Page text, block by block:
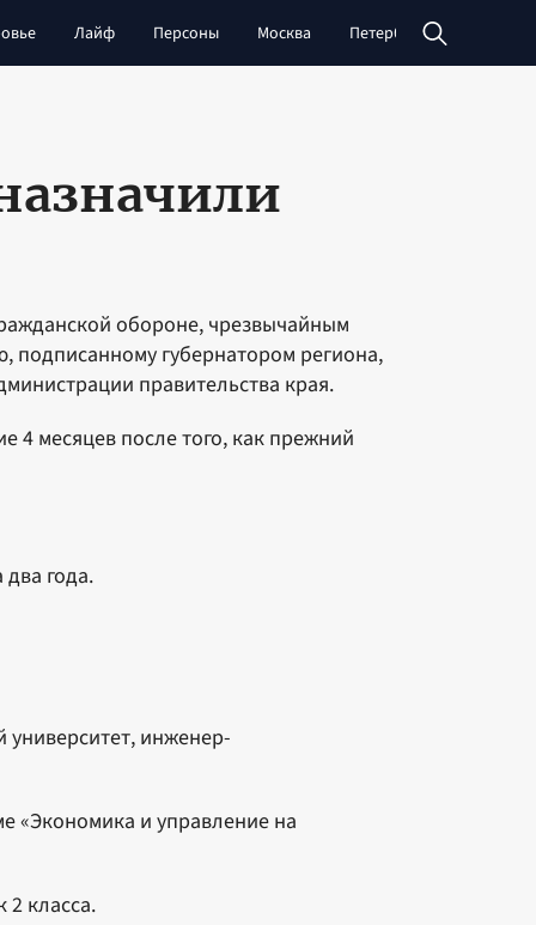
Лайф Персоны Москва Петербург
обороне, чрезвычайным
подписанному губернатором региона,
правительства края.
4 месяцев после того, как прежний
два года.
университет, инженер-
«Экономика и управление на
2 класса.